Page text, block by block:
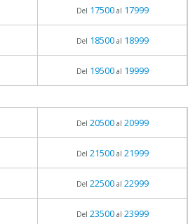
Del 17500al 17999
Del 18500al 18999
Del 19500al 19999
Del 20500al 20999
Del 21500al 21999
Del 22500al 22999
Del 23500al 23999